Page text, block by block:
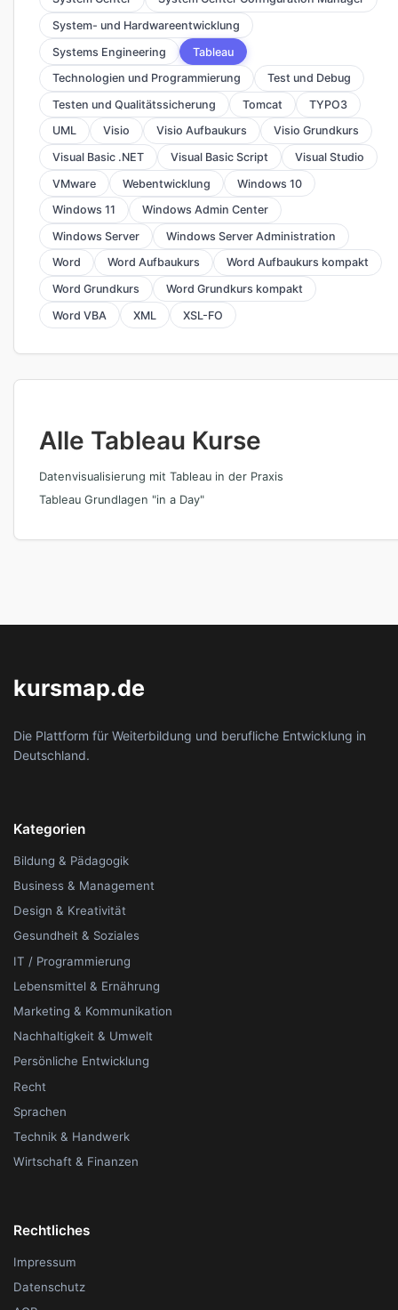
System- und Hardwareentwicklung
Systems Engineering
Tableau
Technologien und Programmierung
Test und Debug
Testen und Qualitätssicherung
Tomcat
TYPO3
UML
Visio Visio Aufbaukurs
Visio Grundkurs
Visual Basic .NET
Visual Basic Script
Visual Studio
VMware
Webentwicklung
Windows 10
Windows 11
Windows Admin Center
Windows Server
Windows Server Administration
Word
Word Aufbaukurs
Word Aufbaukurs kompakt
Word Grundkurs
Word Grundkurs kompakt
Word VBA
XML XSL-FO
Alle Tableau Kurse
Datenvisualisierung mit Tableau in der Praxis
Tableau Grundlagen "in a Day"
kursmap.de
Die Plattform für Weiterbildung und berufliche Entwicklung in
Deutschland.
Kategorien
Bildung & Pädagogik
Business & Management
Design & Kreativität
Gesundheit & Soziales
IT / Programmierung
Lebensmittel & Ernährung
Marketing & Kommunikation
Nachhaltigkeit & Umwelt
Persönliche Entwicklung
Recht
Sprachen
Technik & Handwerk
Wirtschaft & Finanzen
Rechtliches
Impressum
Datenschutz